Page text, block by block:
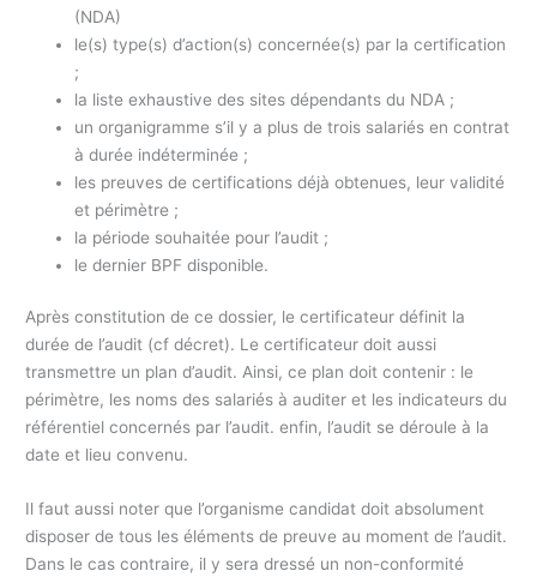
(NDA)
le(s) type(s) d’action(s) concernée(s) par la certification
;
la liste exhaustive des sites dépendants du NDA ;
un organigramme s’il y a plus de trois salariés en contrat
à durée indéterminée ;
les preuves de certifications déjà obtenues, leur validité
et périmètre ;
la période souhaitée pour l’audit ;
le dernier BPF disponible.
Après constitution de ce dossier, le certificateur définit la
durée de l’audit (cf décret). Le certificateur doit aussi
transmettre un plan d’audit. Ainsi, ce plan doit contenir : le
périmètre, les noms des salariés à auditer et les indicateurs du
référentiel concernés par l’audit. enfin, l’audit se déroule à la
date et lieu convenu.
Il faut aussi noter que l’organisme candidat doit absolument
disposer de tous les éléments de preuve au moment de l’audit.
Dans le cas contraire, il y sera dressé un non-conformité